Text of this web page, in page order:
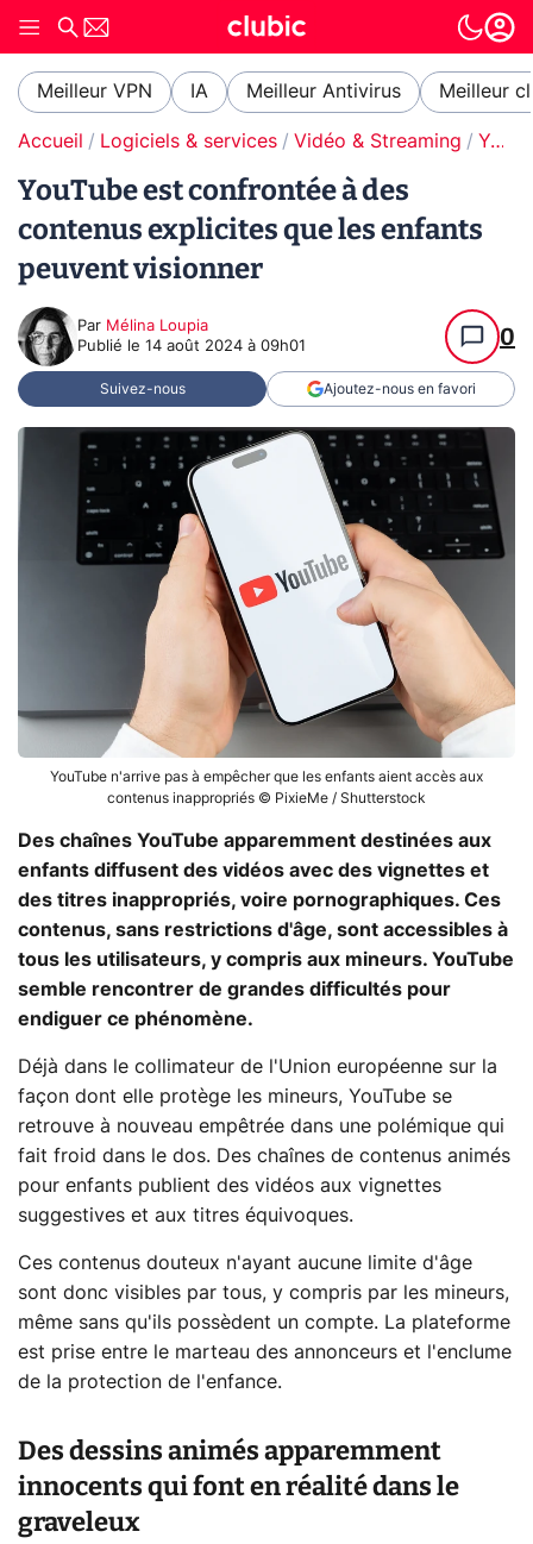
Meilleur VPN IA Meilleur Antivirus Meilleur
Accueil Logiciels & services Vidéo & Streaming YouTube
YouTube est confrontée à des
contenus explicites que les enfants
peuvent visionner
Par Mélina Loupia
Publié le 14 août 2024 à 09h01 0
Suivez-nous Ajoutez-nous en favori
YouTube n'arrive pas à empêcher que les enfants aient accès aux
contenus inappropriés © PixieMe / Shutterstock
Des chaînes YouTube apparemment destinées aux
enfants diffusent des vidéos avec des vignettes et
des titres inappropriés, voire pornographiques. Ces
contenus, sans restrictions d'âge, sont accessibles à
tous les utilisateurs, y compris aux mineurs. YouTube
semble rencontrer de grandes difficultés pour
endiguer ce phénomène.
Déjà dans le collimateur de l'Union européenne sur la
façon dont elle protège les mineurs, YouTube se
retrouve à nouveau empêtrée dans une polémique qui
fait froid dans le dos. Des chaînes de contenus animés
pour enfants publient des vidéos aux vignettes
suggestives et aux titres équivoques.
Ces contenus douteux n'ayant aucune limite d'âge
sont donc visibles par tous, y compris par les mineurs,
même sans qu'ils possèdent un compte. La plateforme
est prise entre le marteau des annonceurs et l'enclume
de la protection de l'enfance.
Des dessins animés apparemment
innocents qui font en réalité dans le
graveleux